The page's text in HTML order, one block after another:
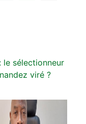
le sélectionneur
viré ?